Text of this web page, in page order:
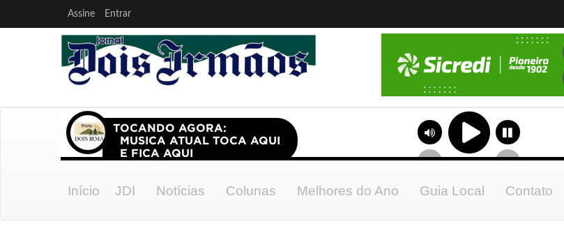
Assine Entrar
Início JDI Notícias Colunas Melhores do Ano Guia Local Contato